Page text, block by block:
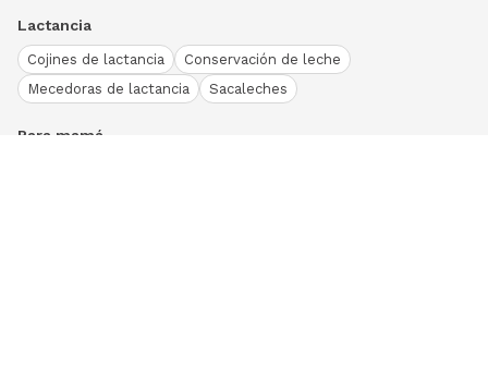
Lactancia
Cojines de lactancia
Conservación de leche
Mecedoras de lactancia
Sacaleches
Para mamá